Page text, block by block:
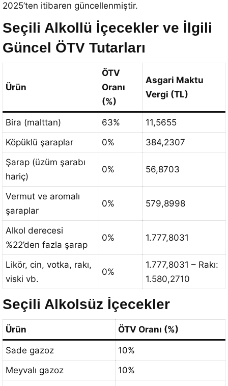
2025’ten itibaren güncellenmiştir.
Seçili Alkollü İçecekler ve İlgili
Güncel ÖTV Tutarları
Ürün
ÖTV
Oranı
(%)
Asgari Maktu
Vergi (TL)
Bira (malttan) 63%
11,5655
Köpüklü şaraplar
0%
384,2307
Şarap (üzüm şarabı
hariç)
0% 56,8703
Vermut ve aromalı
şaraplar
0% 579,8998
Alkol derecesi
%22’den fazla şarap
0% 1.777,8031
Likör, cin, votka, rakı,
viski vb.
0%
1.777,8031 – Rakı:
1.580,2710
Seçili Alkolsüz İçecekler
Ürün ÖTV Oranı (%)
Sade gazoz
10%
Meyvalı gazoz
10%